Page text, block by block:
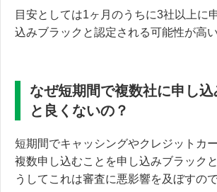
目安としては1ヶ月のうちに3社以上に
込みブラックと認定される可能性が高い
なぜ短期間で複数社に申し込
と良くないの？
短期間でキャッシングやクレジットカ
複数申し込むことを申し込みブラック
うしてこれは審査に悪影響を及ぼすの